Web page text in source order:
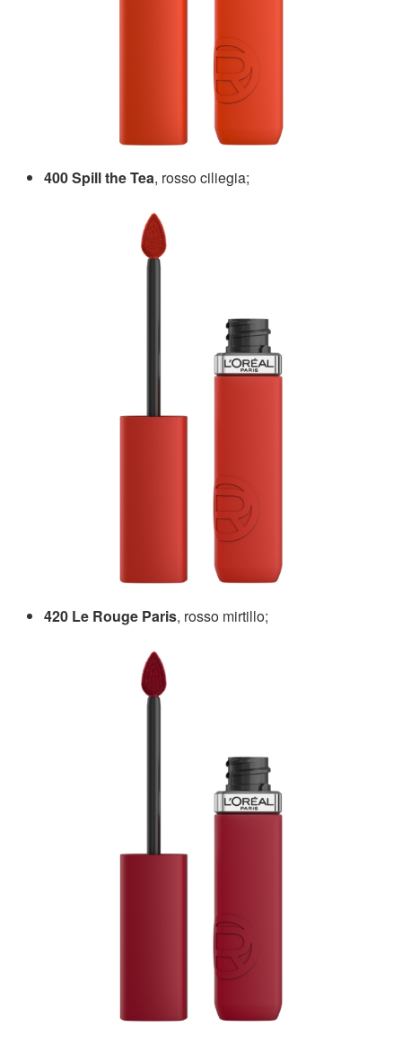
400 Spill the Tea, rosso ciliegia;
420 Le Rouge Paris, rosso mirtillo;